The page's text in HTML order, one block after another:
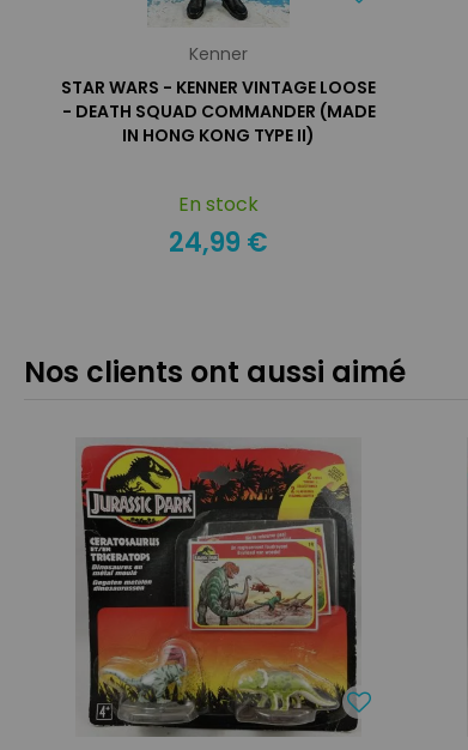
Kenner
STAR WARS - KENNER VINTAGE LOOSE
- DEATH SQUAD COMMANDER (MADE
IN HONG KONG TYPE II)
En stock
24,99 €
Nos clients ont aussi aimé